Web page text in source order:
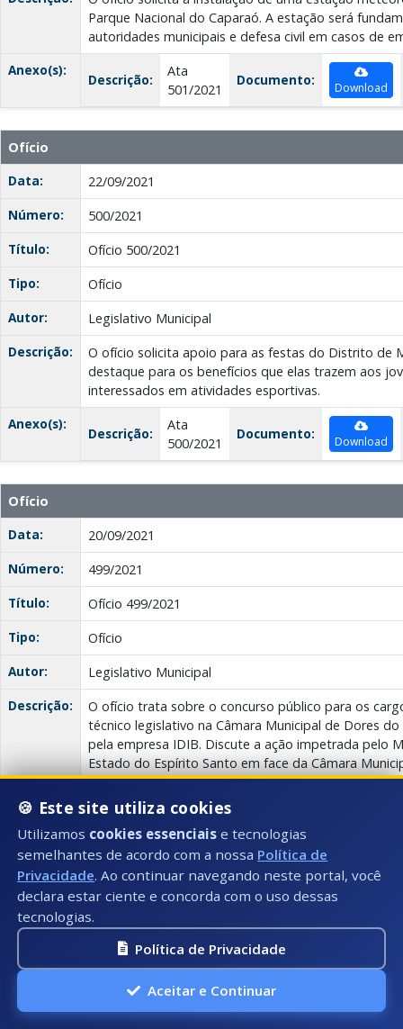
Parque Nacional do Caparaó. A estação será
autoridades municipais e defesa civil em casos de
Anexo(s):
Descrição:
Ata
501/2021
Documento: Download
Ofício
Data:
22/09/2021
Número:
500/2021
Título:
Ofício 500/2021
Tipo:
Ofício
Autor:
Legislativo Municipal
Descrição:
O ofício solicita apoio para as festas do Distrito de
destaque para os benefícios que elas trazem aos
interessados em atividades esportivas.
Anexo(s):
Descrição:
Ata
500/2021
Documento: Download
Ofício
Data:
20/09/2021
Número:
499/2021
Título:
Ofício 499/2021
Tipo:
Ofício
Autor:
Legislativo Municipal
Descrição:
O ofício trata sobre o concurso público para os
técnico legislativo na Câmara Municipal de Dores do
pela empresa IDIB. Discute a ação impetrada pelo
Estado do Espírito Santo em face da Câmara
posterior de firmar um Termo de Ajustamento de
concurso devido à pandemia Covid-19.
Anexo(s):
Descrição:
Ata
499/2021
Documento:
Ofício
16/09/2021
Número:
Título:
Ofício 498/2021
🍪 Este site utiliza cookies
Utilizamos cookies essenciais e tecnologias
semelhantes de acordo com a nossa Política de
Privacidade. Ao continuar navegando neste portal, você
declara estar ciente e concorda com o uso dessas
tecnologias.
Política de Privacidade
Aceitar e Continuar